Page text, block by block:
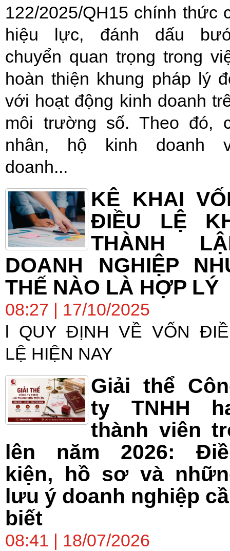
122/2025/QH15 chính thức
hiệu lực, đánh dấu
chuyển quan trọng trong
hoàn thiện khung pháp lý
với hoạt động kinh doanh
môi trường số. Theo đó,
nhân, hộ kinh doanh
doanh...
KÊ KHAI
ĐIỀU LỆ
THÀNH
DOANH NGHIỆP
THẾ NÀO LÀ HỢP LÝ
08:27 | 17/10/2025
l QUY ĐỊNH VỀ VỐN
LỆ HIỆN NAY
Giải thể
ty TNHH
thành viên
lên năm 2026:
kiện, hồ sơ và
lưu ý doanh nghiệp
biết
08:41 | 18/07/2026